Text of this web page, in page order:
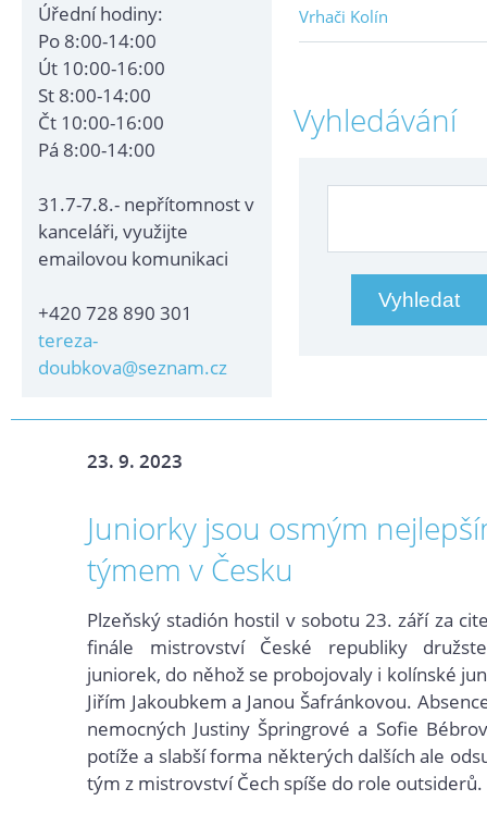
Úřední hodiny:
Po 8:00-14:00
Út 10:00-16:00
St 8:00-14:00
Čt 10:00-16:00
Pá 8:00-14:00
31.7-7.8.- nepřítomnost v
kanceláři, využijte
emailovou komunikaci
+420 728 890 301
tereza-
doubkova@seznam.cz
Vrhači Kolín
Vyhledávání
23. 9. 2023
Juniorky jsou osmým
týmem v Česku
Plzeňský stadión hostil v sobotu 23. září za
finále mistrovství České republiky
juniorek, do něhož se probojovaly i kolínské
Jiřím Jakoubkem a Janou Šafránkovou.
nemocných Justiny Špringrové a Sofie
potíže a slabší forma některých dalších ale
tým z mistrovství Čech spíše do role outsiderů.